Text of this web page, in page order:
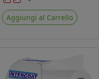
Preferiti
Aggiungi al Carrello